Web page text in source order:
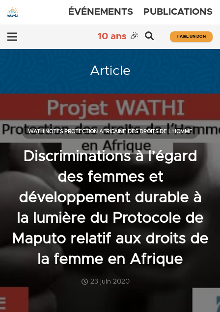
ÉVÉNEMENTS PUBLICATIONS
10 ans 🎉 FAIRE UN DON
Article
Discriminations à l’égard
des femmes et
développement durable à
la lumière du Protocole de
Maputo relatif aux droits de
la femme en Afrique
23 juin 2020
WATHINOTES PROTECTION AFRICAINE DES DROITS DE L'HOMME